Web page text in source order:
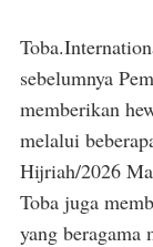
sebelumnya
memberikan
melalui
Hijriah/2026
Toba juga
yang beragama